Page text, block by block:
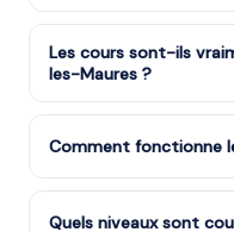
d'impôt de 50%.
un devis gratuit.
Remplissez notre
vous met en relation
à La Londe-les-
propositions en moins
Les cours sont-ils
les-Maures ?
Oui, tous les cours
La Londe-les-Maures
Comment fonctionne
Les cours à domicile
d'impôt (article 199
Quels niveaux sont